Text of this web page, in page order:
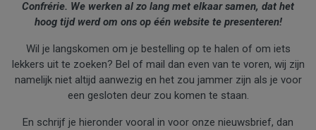
Confrérie. We werken al zo lang met elkaar samen, dat het
hoog tijd werd om ons op één website te presenteren!
Wil je langskomen om je bestelling op te halen of om iets
lekkers uit te zoeken? Bel of mail dan even van te voren, wij zijn
namelijk niet altijd aanwezig en het zou jammer zijn als je voor
een gesloten deur zou komen te staan.
En schrijf je hieronder vooral in voor onze nieuwsbrief, dan